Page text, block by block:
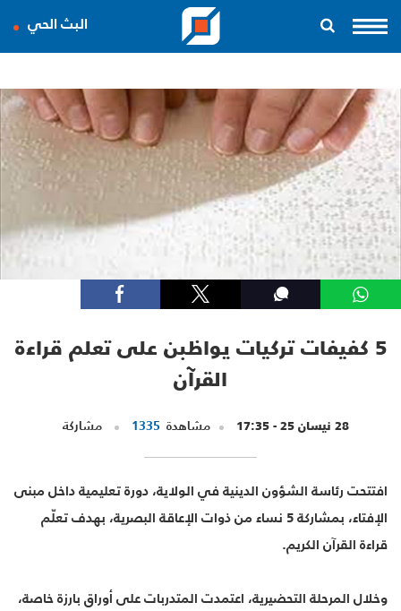
البث الحي
5 كفيفات تركيات يواظبن على تعلم قراءة
القرآن
28 نيسان 25 - 17:35 مشاهدة 1335 مشاركة
افتتحت رئاسة الشؤون الدينية في الولاية، دورة تعليمية داخل مبنى
الإفتاء، بمشاركة 5 نساء من ذوات الإعاقة البصرية، بهدف تعلّم
قراءة القرآن الكريم.
وخلال المرحلة التحضيرية، اعتمدت المتدربات على أوراق بارزة خاصة،